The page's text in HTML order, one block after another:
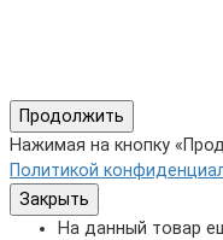
Продолжить
Нажимая на кнопку
Политикой
Закрыть
На данный товар